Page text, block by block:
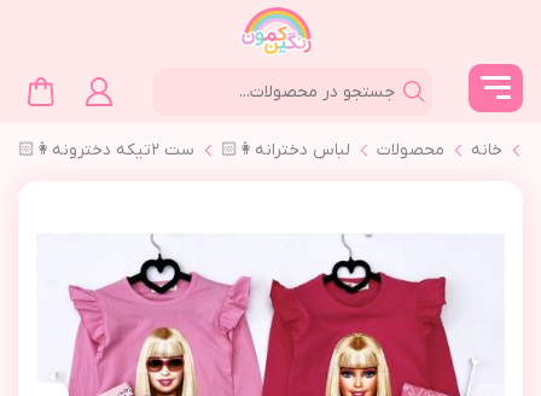
خانه محصولات لباس دخترانه👩🏻 ست ٢تیکه دخترونه👩🏻